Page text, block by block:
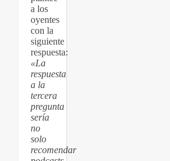
a los
oyentes
con la
siguiente
respuesta:
«La
respuesta
a la
tercera
pregunta
sería
no
solo
recomendar